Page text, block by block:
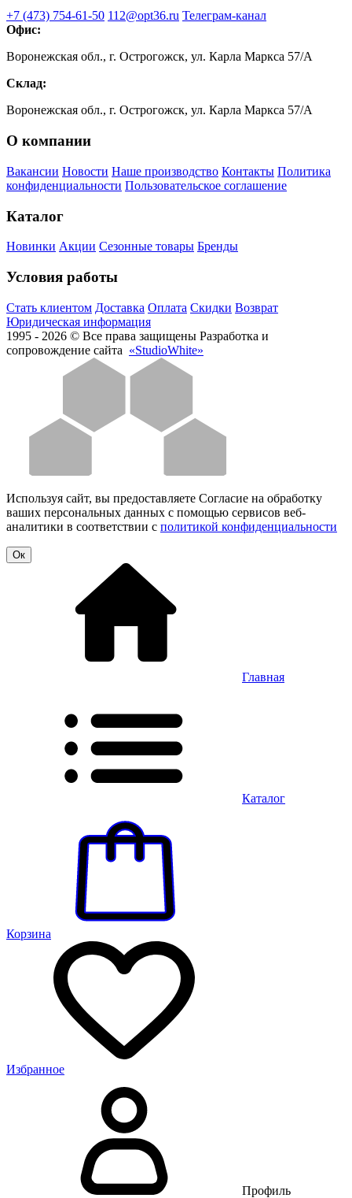
+7 (473) 754-61-50 112@opt36.ru Телеграм-канал
Офис:
Воронежская обл., г. Острогожск, ул. Карла Маркса 57/А
Склад:
Воронежская обл., г. Острогожск, ул. Карла Маркса 57/А
О компании
Вакансии Новости Наше производство Контакты Политика
конфиденциальности Пользовательское соглашение
Каталог
Новинки Акции Сезонные товары Бренды
Условия работы
Стать клиентом Доставка Оплата Скидки Возврат
Юридическая информация
1995 - 2026 © Все права защищены Разработка и
сопровождение сайта «StudioWhite»
Используя сайт, вы предоставляете Согласие на обработку
ваших персональных данных с помощью сервисов веб-
аналитики в соответствии с политикой конфиденциальности
Oк
Главная
Каталог
Корзина
Избранное
Профиль